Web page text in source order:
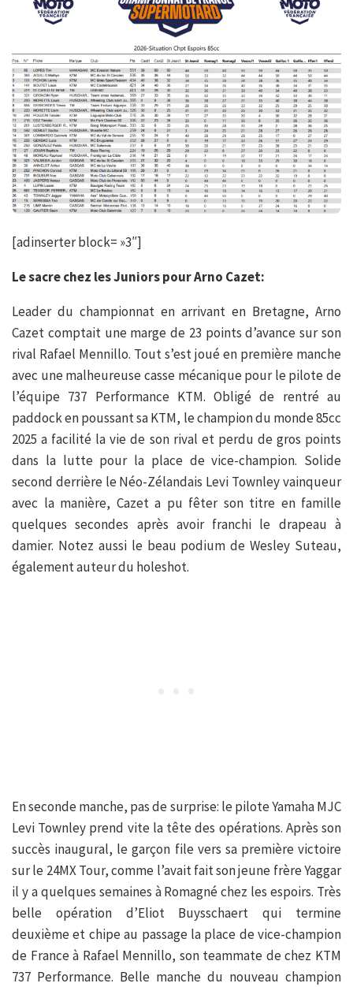
[adinserter block= »3″]
Le sacre chez les Juniors pour Arno Cazet:
Leader du championnat en arrivant en Bretagne, Arno
Cazet comptait une marge de 23 points d’avance sur son
rival Rafael Mennillo. Tout s’est joué en première manche
avec une malheureuse casse mécanique pour le pilote de
l’équipe 737 Performance KTM. Obligé de rentré au
paddock en poussant sa KTM, le champion du monde 85cc
2025 a facilité la vie de son rival et perdu de gros points
dans la lutte pour la place de vice-champion. Solide
second derrière le Néo-Zélandais Levi Townley vainqueur
avec la manière, Cazet a pu fêter son titre en famille
quelques secondes après avoir franchi le drapeau à
damier. Notez aussi le beau podium de Wesley Suteau,
également auteur du holeshot.
En seconde manche, pas de surprise: le pilote Yamaha MJC
Levi Townley prend vite la tête des opérations. Après son
succès inaugural, le garçon file vers sa première victoire
sur le 24MX Tour, comme l’avait fait son jeune frère Yaggar
il y a quelques semaines à Romagné chez les espoirs. Très
belle opération d’Eliot Buysschaert qui termine
deuxième et chipe au passage la place de vice-champion
de France à Rafael Mennillo, son teammate de chez KTM
737 Performance. Belle manche du nouveau champion